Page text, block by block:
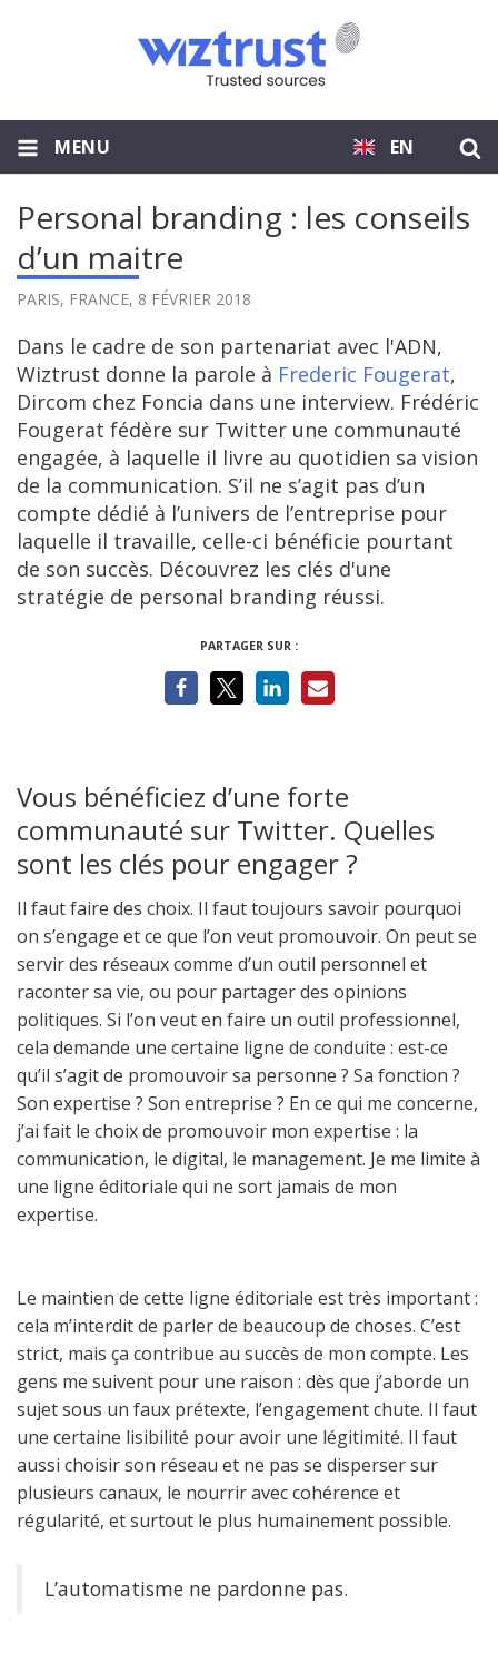
EN
MENU
Personal branding : les conseils
d’un maitre
PARIS, FRANCE, 8 FÉVRIER 2018
Dans le cadre de son partenariat avec l'ADN,
Wiztrust donne la parole à Frederic Fougerat,
Dircom chez Foncia dans une interview. Frédéric
Fougerat fédère sur Twitter une communauté
engagée, à laquelle il livre au quotidien sa vision
de la communication. S’il ne s’agit pas d’un
compte dédié à l’univers de l’entreprise pour
laquelle il travaille, celle-ci bénéficie pourtant
de son succès. Découvrez les clés d'une
stratégie de personal branding réussi.
PARTAGER SUR :
Vous bénéficiez d’une forte
communauté sur Twitter. Quelles
sont les clés pour engager ?
Il faut faire des choix. Il faut toujours savoir pourquoi
on s’engage et ce que l’on veut promouvoir. On peut se
servir des réseaux comme d’un outil personnel et
raconter sa vie, ou pour partager des opinions
politiques. Si l’on veut en faire un outil professionnel,
cela demande une certaine ligne de conduite : est-ce
qu’il s’agit de promouvoir sa personne ? Sa fonction ?
Son expertise ? Son entreprise ? En ce qui me concerne,
j’ai fait le choix de promouvoir mon expertise : la
communication, le digital, le management. Je me limite à
une ligne éditoriale qui ne sort jamais de mon
expertise.
Le maintien de cette ligne éditoriale est très important :
cela m’interdit de parler de beaucoup de choses. C’est
strict, mais ça contribue au succès de mon compte. Les
gens me suivent pour une raison : dès que j’aborde un
sujet sous un faux prétexte, l’engagement chute. Il faut
une certaine lisibilité pour avoir une légitimité. Il faut
aussi choisir son réseau et ne pas se disperser sur
plusieurs canaux, le nourrir avec cohérence et
régularité, et surtout le plus humainement possible.
L’automatisme ne pardonne pas.